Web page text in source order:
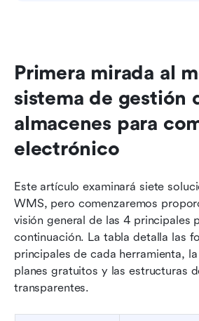
Primera mirada al
sistema de gestión
almacenes para
electrónico
Este artículo examinará siete
WMS, pero comenzaremos
visión general de las 4 principales
continuación. La tabla detalla las
principales de cada herramienta,
planes gratuitos y las estructuras
transparentes.